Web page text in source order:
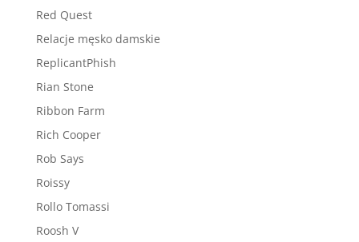
Red Quest
Relacje męsko damskie
ReplicantPhish
Rian Stone
Ribbon Farm
Rich Cooper
Rob Says
Roissy
Rollo Tomassi
Roosh V